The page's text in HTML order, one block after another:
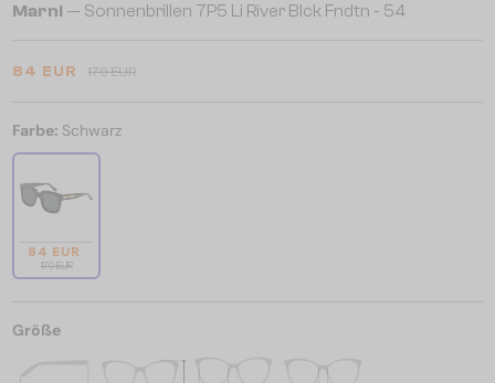
Marni — Sonnenbrillen 7P5 Li River Blck Fndtn - 54
84 EUR 179 EUR
Farbe: Schwarz
84 EUR
179 EUR
Größe